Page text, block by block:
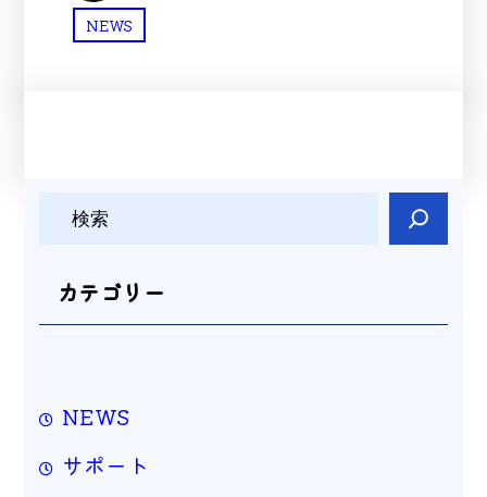
NEWS
カテゴリー
NEWS
サポート